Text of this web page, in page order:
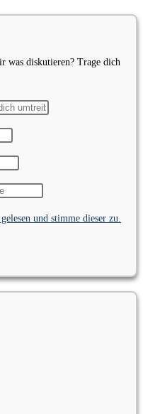
was diskutieren? Trage dich
und stimme dieser zu.